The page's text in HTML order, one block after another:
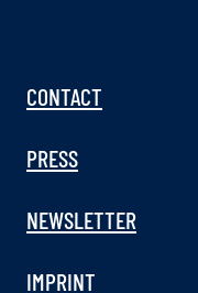
CONTACT
PRESS
NEWSLETTER
IMPRINT